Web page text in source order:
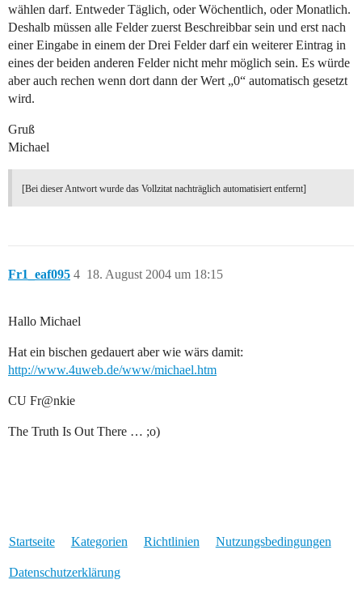
wählen darf. Entweder Täglich, oder Wöchentlich, oder Monatlich.
Deshalb müssen alle Felder zuerst Beschreibbar sein und erst nach
einer Eingabe in einem der Drei Felder darf ein weiterer Eintrag in
eines der beiden anderen Felder nicht mehr möglich sein. Es würde
aber auch rechen wenn dort dann der Wert „0“ automatisch gesetzt
wird.
Gruß
Michael
[Bei dieser Antwort wurde das Vollzitat nachträglich automatisiert entfernt]
Fr1_eaf095 18. August 2004 um 18:15
4
Hallo Michael
Hat ein bischen gedauert aber wie wärs damit:
http://www.4uweb.de/www/michael.htm
CU Fr@nkie
The Truth Is Out There … ;o)
Startseite Kategorien Richtlinien Nutzungsbedingungen
Datenschutzerklärung